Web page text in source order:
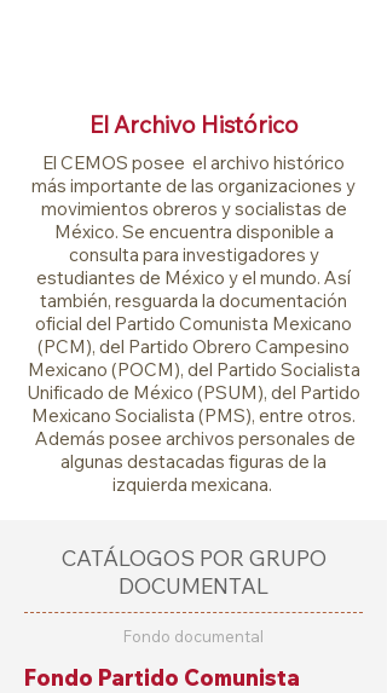
El Archivo Histórico
El CEMOS posee el archivo histórico
más importante de las organizaciones y
movimientos obreros y socialistas de
México. Se encuentra disponible a
consulta para investigadores y
estudiantes de México yel mundo. Así
también, resguarda la documentación
oficial del Partido Comunista Mexicano
(PCM), del Partido Obrero Campesino
Mexicano (POCM), del Partido Socialista
Unificado de México (PSUM), del Partido
Mexicano Socialista (PMS), entre otros.
Además posee archivos personales de
algunas destacadas figuras de la
izquierda mexicana.
CATÁLOGOS POR GRUPO
DOCUMENTAL
Fondo documental
Fondo Partido Comunista